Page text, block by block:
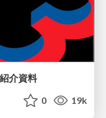
介資料
0 19k